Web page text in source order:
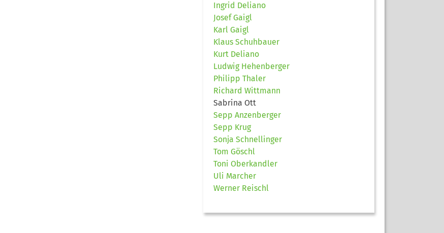
Ingrid Deliano
Josef Gaigl
Karl Gaigl
Klaus Schuhbauer
Kurt Deliano
Ludwig Hehenberger
Philipp Thaler
Richard Wittmann
Sabrina Ott
Sepp Anzenberger
Sepp Krug
Sonja Schnellinger
Tom Göschl
Toni Oberkandler
Uli Marcher
Werner Reischl